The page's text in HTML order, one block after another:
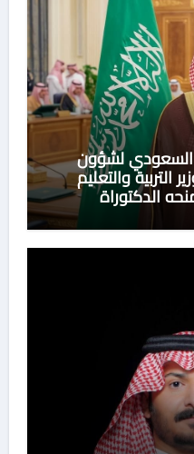
السعودي لشؤون
والتعليم
الدكتوراة
اليابانية